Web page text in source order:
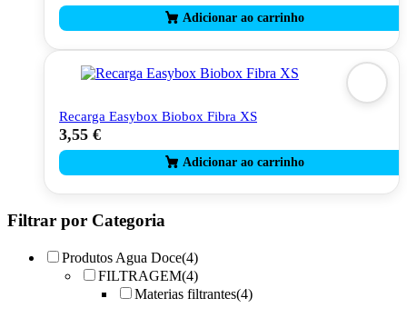
Recarga Easybox Biobox Fibra XS
3,55 €
Filtrar por Categoria
Produtos Agua Doce(4)
FILTRAGEM(4)
Materias filtrantes(4)